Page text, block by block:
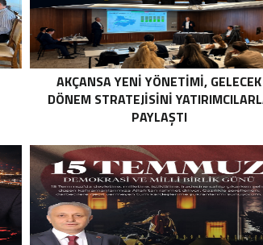
AKÇANSA YENI YÖNETIMI, GELECEK
DÖNEM STRATEJISINI
PAYLAŞTI